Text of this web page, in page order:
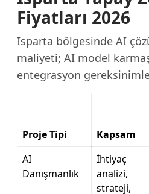
Fiyatları 2026
Isparta bölgesinde AI
maliyeti; AI model
entegrasyon
Proje Tipi Kapsam
AI
Danışmanlık
İhtiyaç
analizi,
strateji,